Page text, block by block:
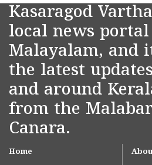
Kasaragod
local news
Malayalam, and
the latest
and around
from the
Canara.
Home